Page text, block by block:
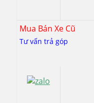
Mua Bán Xe Cũ
Tư vấn trả góp